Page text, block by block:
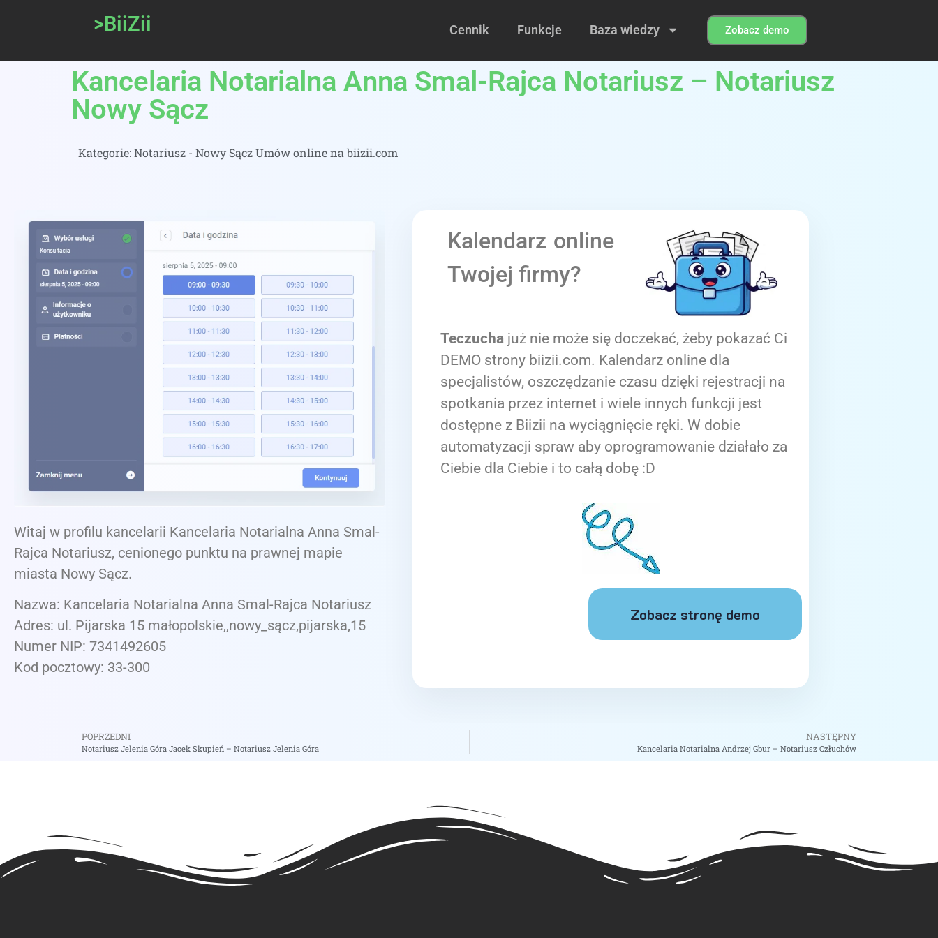
>BiiZii Cennik Funkcje Baza wiedzy Zobacz demo
Kancelaria Notarialna Anna Smal-Rajca Notariusz – Notariusz
Nowy Sącz
Kategorie:Notariusz - Nowy Sącz Umów online na biizii.com
Witaj w profilu kancelarii Kancelaria Notarialna Anna Smal-
Rajca Notariusz, cenionego punktu na prawnej mapie
miasta Nowy Sącz.
Nazwa: Kancelaria Notarialna Anna Smal-Rajca Notariusz
Adres: ul. Pijarska 15 małopolskie,,nowy_sącz,pijarska,15
Numer NIP: 7341492605
Kod pocztowy: 33-300
Kalendarz online
Twojej firmy?
Teczucha już nie może się doczekać, żeby pokazać Ci
DEMO strony biizii.com. Kalendarz online dla
specjalistów, oszczędzanie czasu dzięki rejestracji na
spotkania przez internet i wiele innych funkcji jest
dostępne z Biizii na wyciągnięcie ręki. W dobie
automatyzacji spraw aby oprogramowanie działało za
Ciebie dla Ciebie i to całą dobę :D
Zobacz stronę demo
POPRZEDNI
Notariusz Jelenia Góra Jacek Skupień – Notariusz Jelenia Góra
NASTĘPNY
Kancelaria Notarialna Andrzej Gbur – Notariusz Człuchów